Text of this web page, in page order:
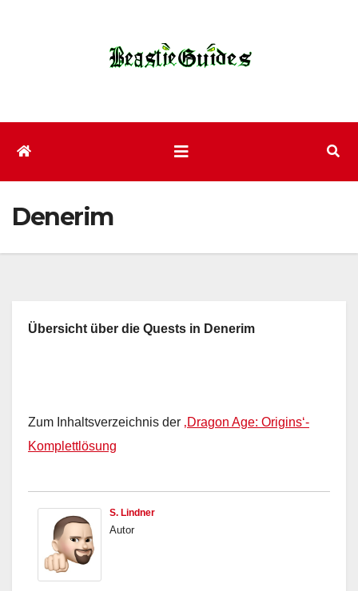
Denerim
Übersicht über die Quests in Denerim
Zum Inhaltsverzeichnis der ‚Dragon Age: Origins‘-
Komplettlösung
S. Lindner
Autor